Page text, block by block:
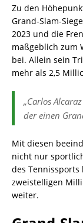
Zu den
Grand-Slam-
2023 und die
maßgeblich zum
bei. Allein sein
mehr als 2,5
„Carlos
der einen
Mit diesen
nicht nur
des
zweistelligen
weiter.